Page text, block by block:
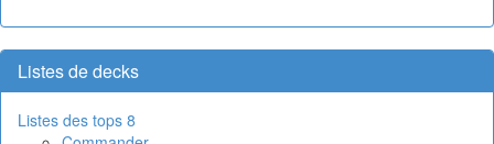
Listes de decks
Listes des tops 8